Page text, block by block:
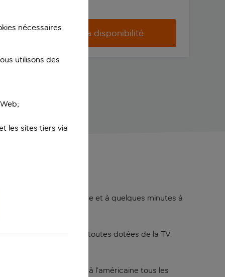
Vérifier la disponibilité
de siècles d’histoire et à quelques minutes à
Pis.
elles sont toutes dotées de la TV
buffet petit-déjeuner à l’américaine tous les
nécessaires
utilisons des
les sites tiers via